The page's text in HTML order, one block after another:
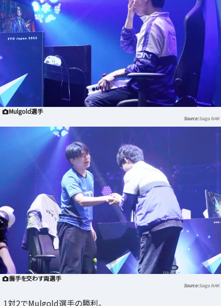
Mulgold選手
Saiga NAK
握手を交わす両選手
Saiga NAK
1対2でMulgold選手の勝利。